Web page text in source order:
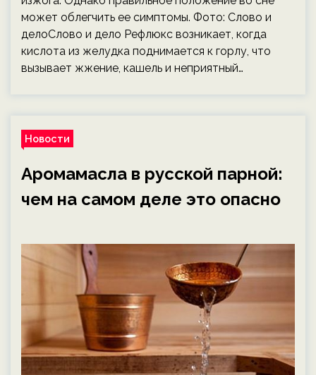
может облегчить ее симптомы. Фото: Слово и
делоСлово и дело Рефлюкс возникает, когда
кислота из желудка поднимается к горлу, что
вызывает жжение, кашель и неприятный…
Новости
Аромамасла в русской парной:
чем на самом деле это опасно